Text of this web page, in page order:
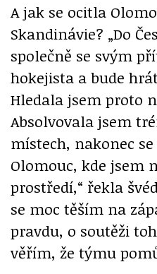
A jak se ocitla
Skandinávie? „Do
společně se svým
hokejista a bude
Hledala jsem proto
Absolvovala jsem
místech, nakonec
Olomouc, kde jsem
prostředí,“ řekla
se moc těším na
pravdu, o soutěži
věřím, že týmu